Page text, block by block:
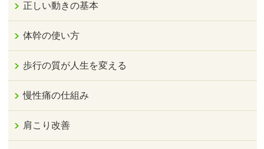
正しい動きの基本
体幹の使い方
歩行の質が人生を変える
慢性痛の仕組み
肩こり改善